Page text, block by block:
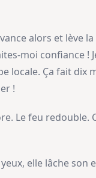
alors et lève la
moi confiance !
locale. Ça fait dix
!
Le feu redouble.
elle lâche son